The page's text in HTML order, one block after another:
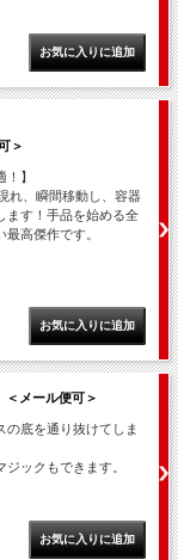
＞
】
れ、瞬間移動し、容器
ます！手品を始める全
高傑作です。
＜メール便可＞
の底を通り抜けてしま
ックもできます。